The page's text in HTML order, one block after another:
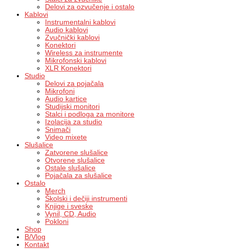
Delovi za ozvučenje i ostalo
Kablovi
Instrumentalni kablovi
Audio kablovi
Zvučnički kablovi
Konektori
Wireless za instrumente
Mikrofonski kablovi
XLR Konektori
Studio
Delovi za pojačala
Mikrofoni
Audio kartice
Studijski monitori
Stalci i podloga za monitore
Izolacija za studio
Snimači
Video mixete
Slušalice
Zatvorene slušalice
Otvorene slušalice
Ostale slušalice
Pojačala za slušalice
Ostalo
Merch
Školski i dečiji instrumenti
Knjige i sveske
Vynil, CD, Audio
Pokloni
Shop
B/Vlog
Kontakt